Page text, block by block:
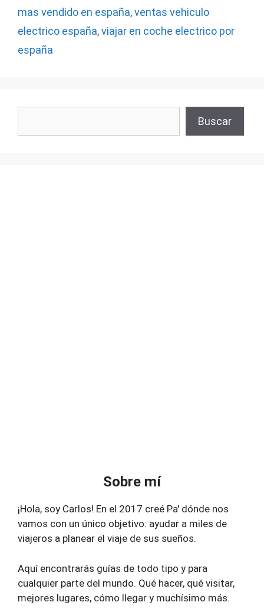
mas vendido en españa,ventas vehiculo
electrico españa,viajar en coche electrico por
españa
Buscar
Sobre mí
¡Hola, soy Carlos! En el 2017 creé Pa' dónde nos
vamos con un único objetivo: ayudar a miles de
viajeros a planear el viaje de sus sueños.
Aquí encontrarás guías de todo tipo y para
cualquier parte del mundo. Qué hacer, qué visitar,
mejores lugares, cómo llegar y muchísimo más.